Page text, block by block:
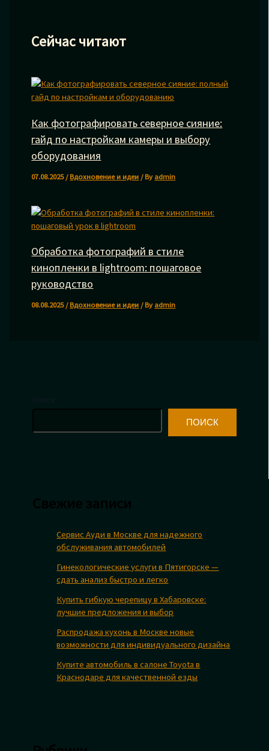
Сейчас читают
Как фотографировать северное сияние:
гайд по настройкам камеры и выбору
оборудования
07.08.2025/Вдохновение и идеи / Byadmin
Обработка фотографий в стиле
кинопленки в lightroom: пошаговое
руководство
08.08.2025/Вдохновение и идеи / Byadmin
ПОИСК
Сервис Ауди в Москве для надежного
обслуживания автомобилей
Гинекологические услуги в Пятигорске —
сдать анализ быстро и легко
Купить гибкую черепицу в Хабаровске:
лучшие предложения и выбор
Распродажа кухонь в Москве новые
возможности для индивидуального дизайна
Купите автомобиль в салоне Toyota в
Краснодаре для качественной езды